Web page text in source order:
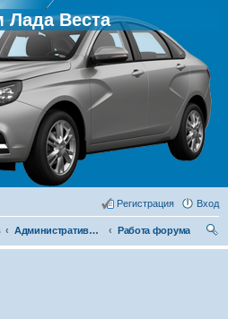
Лада Веста
Вход
Регистрация
Административный раздел
Работа форума
ои